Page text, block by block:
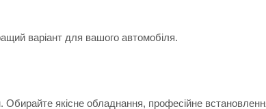
варіант для вашого автомобіля.
якісне обладнання, професійне